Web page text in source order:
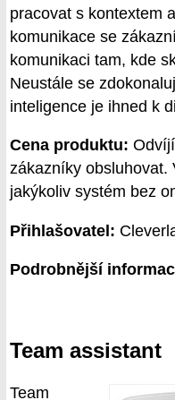
pracovat s kontextem
komunikace se
komunikaci tam, kde
Neustále se
inteligence je ihned k
Cena produktu:
zákazníky obsluhovat.
jakýkoliv systém bez
Přihlašovatel:
Podrobnější
Team assistant
Team